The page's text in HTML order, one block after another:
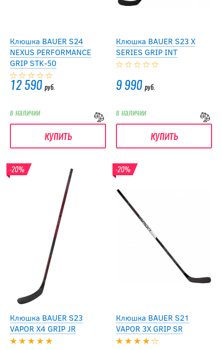
Клюшка BAUER S24
NEXUS PERFORMANCE
GRIP STK-50
12 590 руб.
в наличии
купить
Клюшка BAUER S23 X
SERIES GRIP INT
9 990 руб.
в наличии
купить
-20%
Клюшка BAUER S23
VAPOR X4 GRIP JR
-20%
Клюшка BAUER S21
VAPOR 3X GRIP SR